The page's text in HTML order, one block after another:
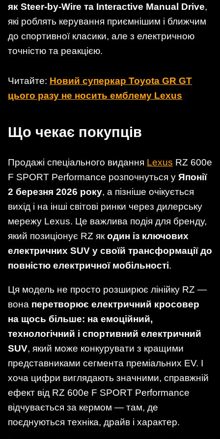
як Steer-by-Wire та Interactive Manual Drive,
які роблять керування приємнішим і ближчим
до спортивної класики, але з електричною
точністю та реакцією.
Читайте: Новий суперкар Toyota GR GT
цього разу не носить емблему Lexus
Що чекає покупців
Продажі спеціального видання Lexus RZ 600e
F SPORT Performance розпочнуться у Японії
2 березня 2026 року, а пізніше очікується
вихід і на інші світові ринки через дилерську
мережу Lexus. Це важлива подія для бренду,
який позиціонує RZ як один із ключових
електричних SUV у своїй трансформації до
повністю електричної мобільності.
Ця модель не просто розширює лінійку RZ —
вона перетворює електричний кросовер
на щось більше: на емоційний,
технологічний і спортивний електричний
SUV, який може конкурувати з кращими
представниками сегмента преміальних EV. І
хоча цифри виглядають значними, справжній
ефект від RZ 600e F SPORT Performance
відчувається за кермом — там, де
поєднуються техніка, драйв і характер.